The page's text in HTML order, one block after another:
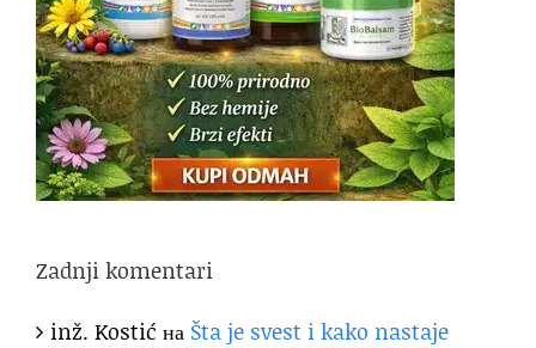
Zadnji komentari
inž. Kostić на Šta je svest i kako nastaje